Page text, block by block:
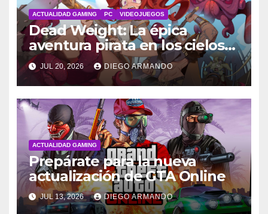
ACTUALIDAD GAMING PC VIDEOJUEGOS
Dead Weight: La épica
aventura pirata en los cielos
steampunk
JUL 20, 2026 DIEGO ARMANDO
ACTUALIDAD GAMING
Prepárate para la nueva
actualización de GTA Online
JUL 13, 2026 DIEGO ARMANDO